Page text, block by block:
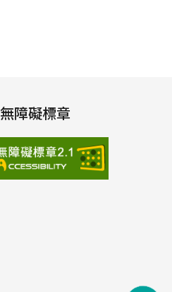
障礙標章